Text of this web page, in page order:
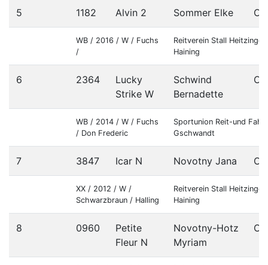
5 1182 Alvin 2 Sommer Elke OÖ
WB / 2016 / W / Fuchs
/
Reitverein Stall Heitzinger-
Haining
6 2364
Lucky
Strike W
Schwind
Bernadette
OÖ
WB / 2014 / W / Fuchs
/ Don Frederic
Sportunion Reit-und
Gschwandt
7 3847 Icar N Novotny Jana OÖ
XX / 2012 / W /
Schwarzbraun / Halling
Reitverein Stall Heitzinger-
Haining
8 0960
Petite
Fleur N
Novotny-Hotz
Myriam
OÖ